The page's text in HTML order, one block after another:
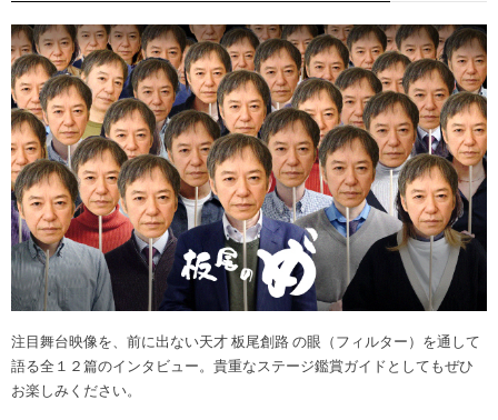
注目舞台映像を、前に出ない天才 板尾創路 の眼（フィルター）を通して
語る全１２篇のインタビュー。貴重なステージ鑑賞ガイドとしてもぜひ
お楽しみください。